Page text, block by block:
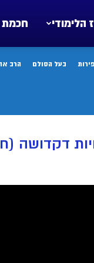
הלימודי
בעל הסולם הרב
דקדושה